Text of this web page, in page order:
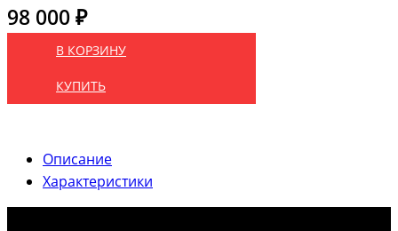
98 000 ₽
В КОРЗИНУ
КУПИТЬ
Описание
Характеристики